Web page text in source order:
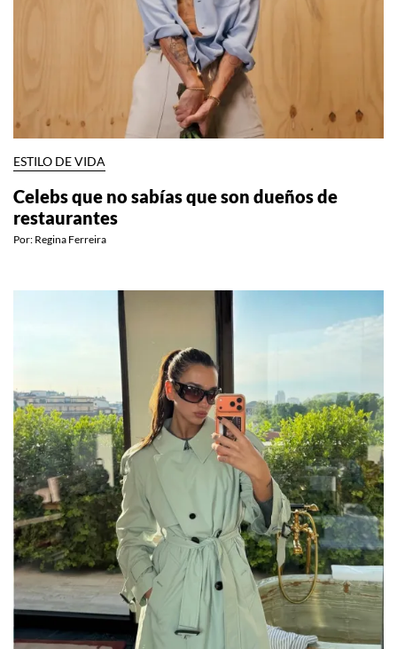
ESTILO DE VIDA
Celebs que no sabías que son dueños de
restaurantes
Por: Regina Ferreira